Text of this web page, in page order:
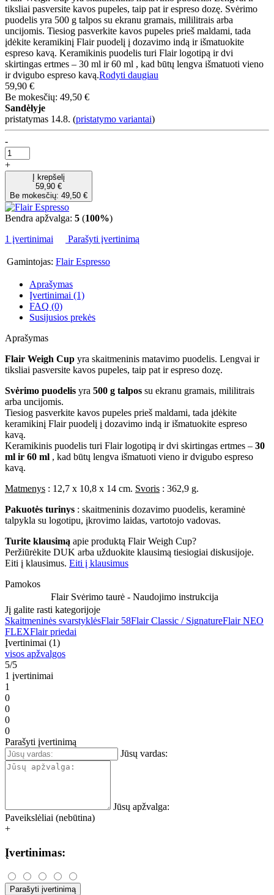
tiksliai pasversite kavos pupeles, taip pat ir espreso dozę. Svėrimo
puodelis yra 500 g talpos su ekranu gramais, mililitrais arba
uncijomis. Tiesiog pasverkite kavos pupeles prieš maldami, tada
įdėkite keramikinį Flair puodelį į dozavimo indą ir išmatuokite
espreso kavą. Keramikinis puodelis turi Flair logotipą ir dvi
skirtingas ertmes – 30 ml ir 60 ml , kad būtų lengva išmatuoti vieno
ir dvigubo espreso kavą.Rodyti daugiau
59,90 €
Be mokesčių: 49,50 €
Sandėlyje
pristatymas 14.8. (pristatymo variantai)
-
+
Į krepšelį
59,90 €
Be mokesčių: 49,50 €
Bendra apžvalga: 5 (100%)
1 įvertinimai
Parašyti įvertinimą
Gamintojas: Flair Espresso
Aprašymas
Įvertinimai (1)
FAQ (0)
Susijusios prekės
Aprašymas
Flair Weigh Cup yra skaitmeninis matavimo puodelis. Lengvai ir
tiksliai pasversite kavos pupeles, taip pat ir espreso dozę.
Svėrimo puodelis yra 500 g talpos su ekranu gramais, mililitrais
arba uncijomis.
Tiesiog pasverkite kavos pupeles prieš maldami, tada įdėkite
keramikinį Flair puodelį į dozavimo indą ir išmatuokite espreso
kavą.
Keramikinis puodelis turi Flair logotipą ir dvi skirtingas ertmes – 30
ml ir 60 ml , kad būtų lengva išmatuoti vieno ir dvigubo espreso
kavą.
Matmenys : 12,7 x 10,8 x 14 cm. Svoris : 362,9 g.
Pakuotės turinys : skaitmeninis dozavimo puodelis, keraminė
talpykla su logotipu, įkrovimo laidas, vartotojo vadovas.
Turite klausimą apie produktą Flair Weigh Cup?
Peržiūrėkite DUK arba užduokite klausimą tiesiogiai diskusijoje.
Eiti į klausimus. Eiti į klausimus
Pamokos
Flair Svėrimo taurė - Naudojimo instrukcija
Jį galite rasti kategorijoje
Skaitmeninės svarstyklėsFlair 58Flair Classic / SignatureFlair NEO
FLEXFlair priedai
Įvertinimai (1)
visos apžvalgos
5/5
1 įvertinimai
1
0
0
0
0
Parašyti įvertinimą
Jūsų vardas:
Jūsų apžvalga:
Paveikslėliai (nebūtina)
+
Įvertinimas:
Parašyti įvertinimą